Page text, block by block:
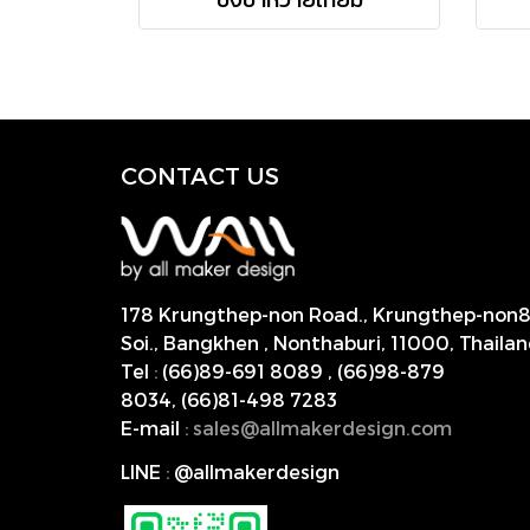
CONTACT US
178 Krungthep-non Road., Krungthep-non8
Soi., Bangkhen , Nonthaburi, 11000,
Tel : (66)89-691 8089 , (66)98-879
8034, (66)81-498 7283
E-mail : sales@allmakerdesign.com
LINE : @allmakerdesign